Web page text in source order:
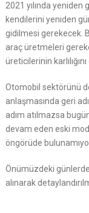
2021 yılında
kendilerini yeniden
gidilmesi gerekecek.
araç üretmeleri
üreticilerinin
Otomobil sektörünü
anlaşmasında geri
adım atılmazsa
devam eden eski
öngörüde
Önümüzdeki
alınarak